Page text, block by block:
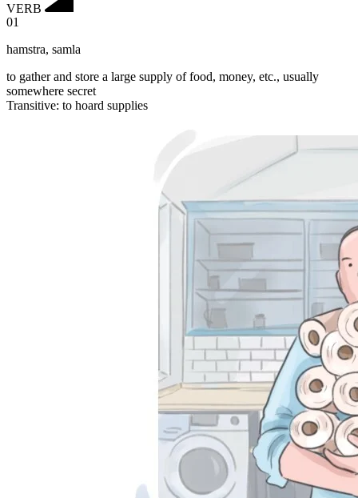
VERB
01
hamstra, samla
to gather and store a large supply of food, money, etc., usually
somewhere secret
Transitive: to hoard supplies